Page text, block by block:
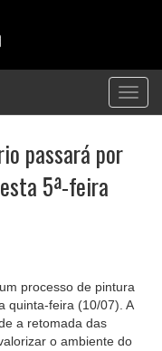
passará por
5ª-feira
processo de pintura
quinta-feira (10/07). A
a retomada das
o ambiente do